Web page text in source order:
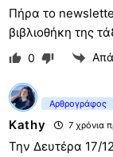
Πήρα το
βιβλιοθήκη της
0
Αρθρογράφος
Kathy 7 χρόνια
Την Δευτέρα 17/